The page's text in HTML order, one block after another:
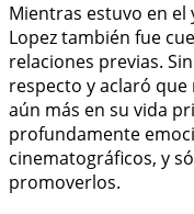
Mientras estuvo en
Lopez también fue
relaciones previas.
respecto y aclaró
aún más en su vida
profundamente
cinematográficos, y
promoverlos.